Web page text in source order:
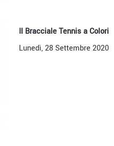
Il Bracciale Tennis a Colori
Lunedì, 28 Settembre 2020